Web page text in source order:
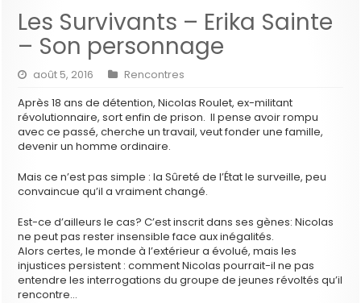
Les Survivants – Erika Sainte
– Son personnage
août 5, 2016
Rencontres
Après 18 ans de détention, Nicolas Roulet, ex-militant
révolutionnaire, sort enfin de prison. Il pense avoir rompu
avec ce passé, cherche un travail, veut fonder une famille,
devenir un homme ordinaire.
Mais ce n’est pas simple : la Sûreté de l’État le surveille, peu
convaincue qu’il a vraiment changé.
Est-ce d’ailleurs le cas? C’est inscrit dans ses gènes: Nicolas
ne peut pas rester insensible face aux inégalités.
Alors certes, le monde à l’extérieur a évolué, mais les
injustices persistent : comment Nicolas pourrait-il ne pas
entendre les interrogations du groupe de jeunes révoltés qu’il
rencontre…